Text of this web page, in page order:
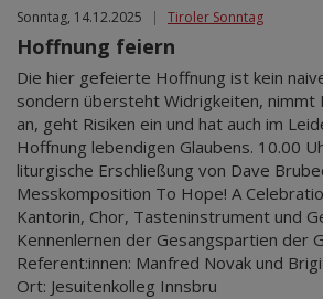
Sonntag, 14.12.2025 | Tiroler Sonntag
Hoffnung feiern
Die hier gefeierte Hoffnung ist kein
sondern übersteht Widrigkeiten, nimmt
an, geht Risiken ein und hat auch im
Hoffnung lebendigen Glaubens. 10.00
liturgische Erschließung von Dave
Messkomposition To Hope! A
Kantorin, Chor, Tasteninstrument und
Kennenlernen der Gesangspartien der
Referent:innen: Manfred Novak und
Ort: Jesuitenkolleg Innsbru